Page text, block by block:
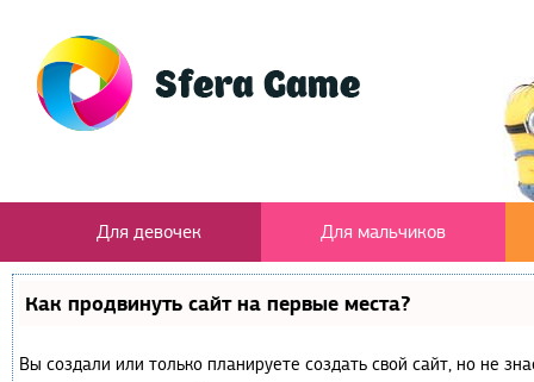
Для девочек Для мальчиков
Как продвинуть сайт на первые места?
Вы создали или только планируете создать свой сайт, но не